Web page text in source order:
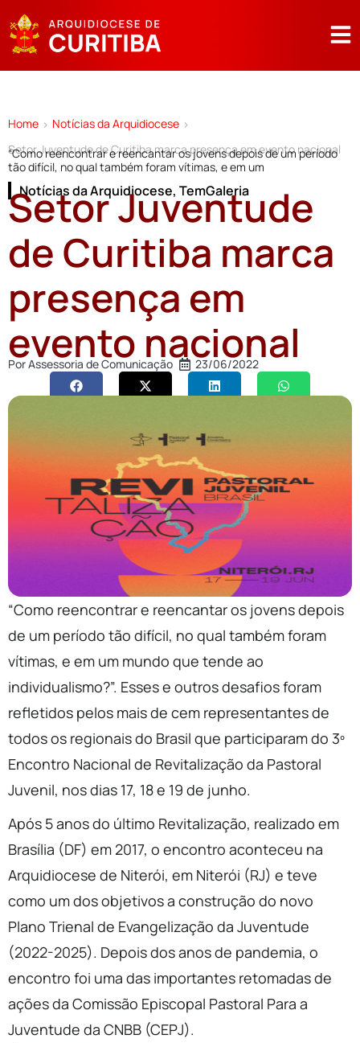
Home > Notícias da Arquidiocese >
Setor Juventude de Curitiba marca presença em evento nacional
“Como reencontrar e reencantar os jovens depois de um período
tão difícil, no qual também foram vítimas, e em um
Notícias da Arquidiocese, TemGaleria
Setor Juventude
de Curitiba marca
presença em
evento nacional
PorAssessoria de Comunicação 23/06/2022
“Como reencontrar e reencantar os jovens depois
de um período tão difícil, no qual também foram
vítimas, e em um mundo que tende ao
individualismo?”. Esses e outros desafios foram
refletidos pelos mais de cem representantes de
todos os regionais do Brasil que participaram do 3º
Encontro Nacional de Revitalização da Pastoral
Juvenil, nos dias 17, 18 e 19 de junho.
Após 5 anos do último Revitalização, realizado em
Brasília (DF) em 2017, o encontro aconteceu na
Arquidiocese de Niterói, em Niterói (RJ) e teve
como um dos objetivos a construção do novo
Plano Trienal de Evangelização da Juventude
(2022-2025). Depois dos anos de pandemia, o
encontro foi uma das importantes retomadas de
ações da Comissão Episcopal Pastoral Para a
Juventude da CNBB (CEPJ).